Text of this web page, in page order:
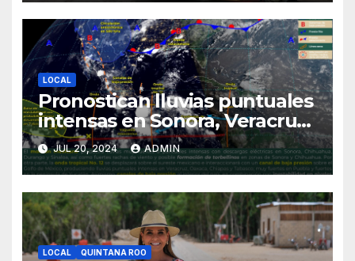
LOCAL
Pronostican lluvias puntuales
intensas en Sonora, Veracruz,
Oaxaca, Chiapas y Tabasco
JUL 20, 2024 ADMIN
LOCAL QUINTANA ROO